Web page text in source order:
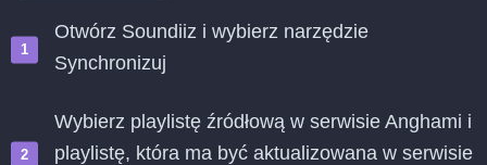
Otwórz Soundiiz i wybierz narzędzie
Synchronizuj
Wybierz playlistę źródłową w serwisie Anghami i
playlistę, która ma być aktualizowana w serwisie